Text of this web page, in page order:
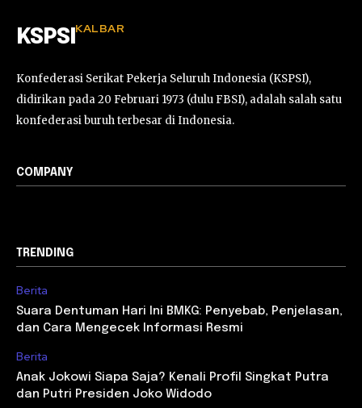
KSPSI KALBAR
Konfederasi Serikat Pekerja Seluruh Indonesia (KSPSI),
didirikan pada 20 Februari 1973 (dulu FBSI), adalah salah satu
konfederasi buruh terbesar di Indonesia.
COMPANY
TRENDING
Berita
Suara Dentuman Hari Ini BMKG: Penyebab, Penjelasan,
dan Cara Mengecek Informasi Resmi
Berita
Anak Jokowi Siapa Saja? Kenali Profil Singkat Putra
dan Putri Presiden Joko Widodo